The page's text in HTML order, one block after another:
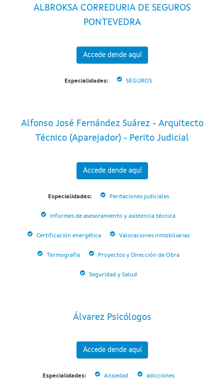
ALBROKSA CORREDURIA DE SEGUROS
PONTEVEDRA
Accede dende aquí
Especialidades: SEGUROS
Alfonso José Fernández Suárez - Arquitecto
Técnico (Aparejador) - Perito Judicial
Accede dende aquí
Especialidades: Peritaciones judiciales
Informes de asesoramiento y asistencia técnica
Certificación energética Valoraciones inmobiliarias
Termografía Proyectos y Dirección de Obra
Seguridad y Salud
Álvarez Psicólogos
Accede dende aquí
Especialidades: Ansiedad adicciones